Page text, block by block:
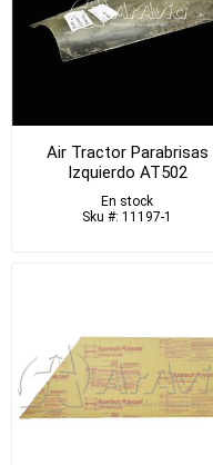
Air Tractor Parabrisas
Izquierdo AT502
En stock
Sku #: 11197-1